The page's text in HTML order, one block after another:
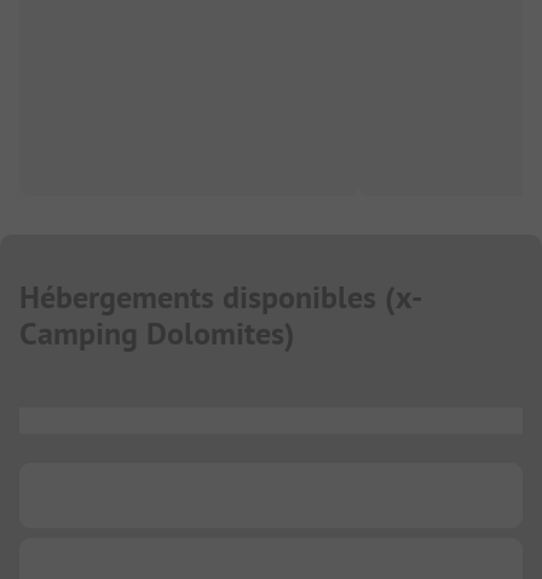
Hébergements disponibles (x-
Camping Dolomites)